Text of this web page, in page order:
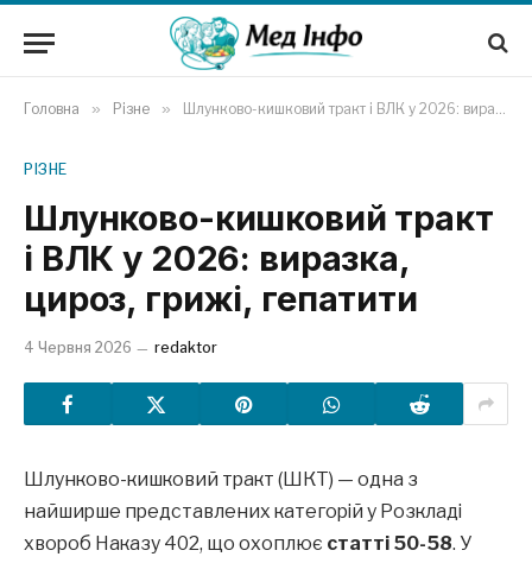
Головна » Різне » Шлунково-кишковий тракт і ВЛК у 2026: виразка, цироз, грижі, гепатити
РІЗНЕ
Шлунково-кишковий тракт
і ВЛК у 2026: виразка,
цироз, грижі, гепатити
4 Червня 2026 redaktor
Шлунково-кишковий тракт (ШКТ) — одна з
найширше представлених категорій у Розкладі
хвороб Наказу 402, що охоплює статті 50-58. У